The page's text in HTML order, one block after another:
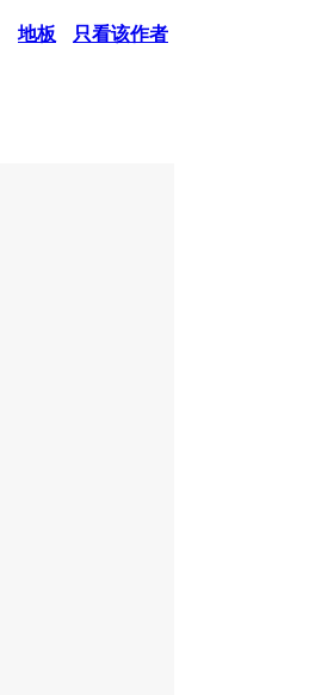
地板 只看该作者